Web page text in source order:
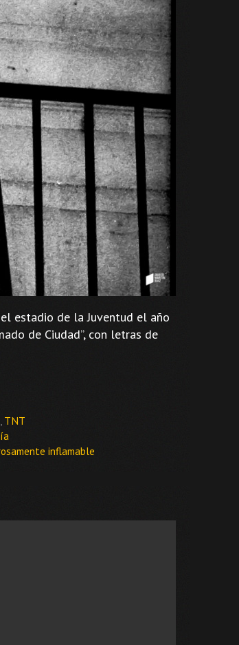
estadio de la Juventud el año
de Ciudad”, con letras de
, TNT
inflamable